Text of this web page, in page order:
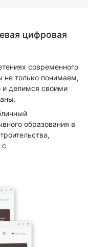
цифровая
современного
не только понимаем,
и делимся своими
образования в
с